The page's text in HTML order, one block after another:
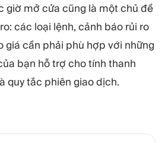
giờ mở cửa cũng là một chủ đề
các loại lệnh, cảnh báo rủi ro
giá cần phải phù hợp với những
bạn hỗ trợ cho tính thanh
quy tắc phiên giao dịch.